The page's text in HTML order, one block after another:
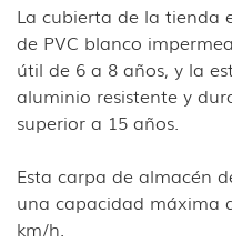
La cubierta de la tienda
de PVC blanco
útil de 6 a 8 años, y la
aluminio resistente y
superior a 15 años.
Esta carpa de almacén
una capacidad máxima
km/h.